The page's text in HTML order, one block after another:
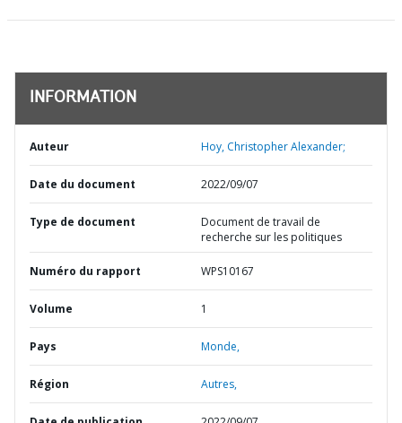
INFORMATION
Auteur Hoy, Christopher Alexander;
Date du document 2022/09/07
Type de document
Document de travail de
recherche sur les politiques
Numéro du rapport WPS10167
Volume 1
Pays Monde,
Région Autres,